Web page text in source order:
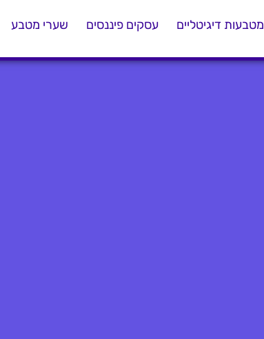
מטבעות דיגיטליים עסקים פיננסים שערי מטבע